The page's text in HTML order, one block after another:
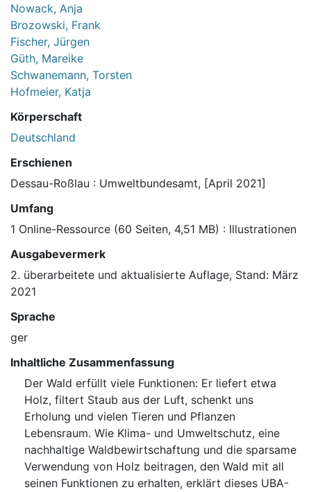
Nowack, Anja
Brozowski, Frank
Fischer, Jürgen
Güth, Mareike
Schwanemann, Torsten
Hofmeier, Katja
Körperschaft
Deutschland
Erschienen
Dessau-Roßlau : Umweltbundesamt, [April 2021]
Umfang
1 Online-Ressource (60 Seiten, 4,51 MB) : Illustrationen
Ausgabevermerk
2. überarbeitete und aktualisierte Auflage, Stand: März
2021
Sprache
ger
Inhaltliche Zusammenfassung
Der Wald erfüllt viele Funktionen: Er liefert etwa
Holz, filtert Staub aus der Luft, schenkt uns
Erholung und vielen Tieren und Pflanzen
Lebensraum. Wie ⁠Klima⁠- und Umweltschutz, eine
nachhaltige Waldbewirtschaftung und die sparsame
Verwendung von Holz beitragen, den Wald mit all
seinen Funktionen zu erhalten, erklärt dieses ⁠UBA⁠-